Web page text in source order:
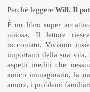
Perché leggere Will. Il
È un libro super
noiosa. Il lettore
raccontato. Viviamo
importanti della sua vita,
aspetti inediti che
amico immaginario, la
amore, i problemi